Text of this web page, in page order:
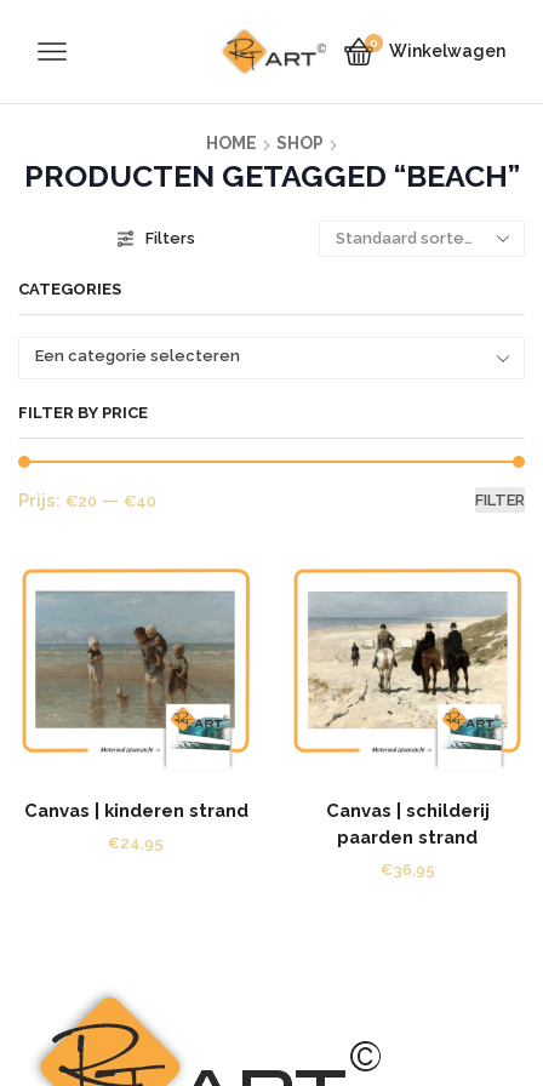
0 Winkelwagen
HOME SHOP
PRODUCTEN GETAGGED “BEACH”
Filters
CATEGORIES
Een categorie selecteren
FILTER BY PRICE
FILTER
Prijs: €20 — €40
Canvas | kinderen strand
€24,95
Canvas | schilderij
paarden strand
€36,95